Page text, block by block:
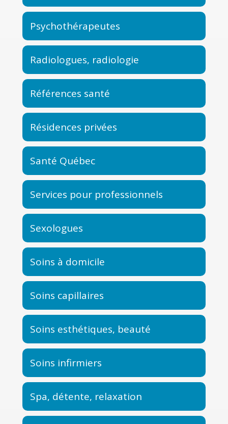
Psychothérapeutes
Radiologues, radiologie
Références santé
Résidences privées
Santé Québec
Services pour professionnels
Sexologues
Soins à domicile
Soins capillaires
Soins esthétiques, beauté
Soins infirmiers
Spa, détente, relaxation